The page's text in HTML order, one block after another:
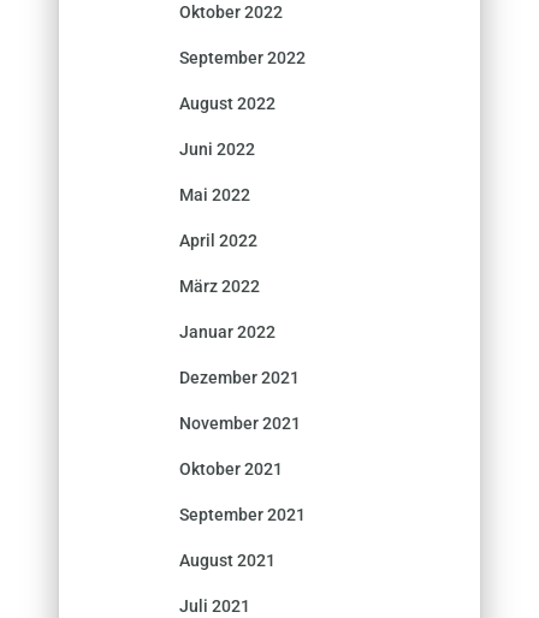
Oktober 2022
September 2022
August 2022
Juni 2022
Mai 2022
April 2022
März 2022
Januar 2022
Dezember 2021
November 2021
Oktober 2021
September 2021
August 2021
Juli 2021